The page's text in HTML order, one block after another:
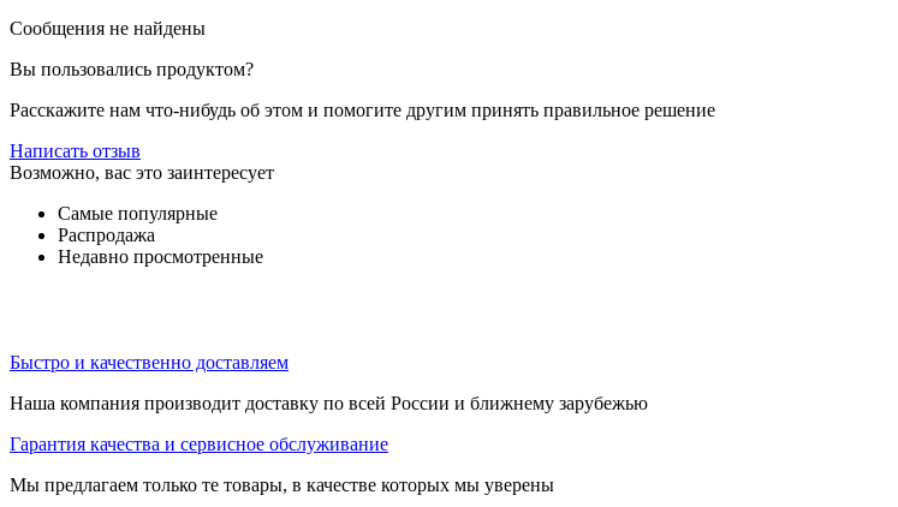
Сообщения не найдены
Вы пользовались продуктом?
Расскажите нам что-нибудь об этом и помогите другим принять правильное решение
Написать отзыв
Возможно, вас это заинтересует
Самые популярные
Распродажа
Недавно просмотренные
Быстро и качественно доставляем
Наша компания производит доставку по всей России и ближнему зарубежью
Гарантия качества и сервисное обслуживание
Мы предлагаем только те товары, в качестве которых мы уверены